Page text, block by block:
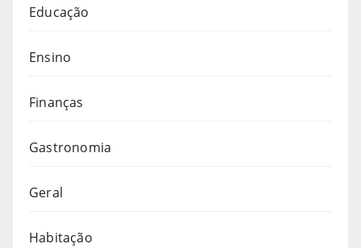
Educação
Ensino
Finanças
Gastronomia
Geral
Habitação